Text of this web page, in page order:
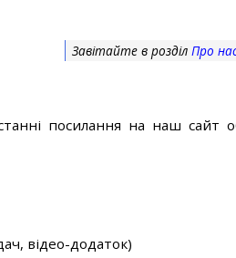
Завітайте в розділ Про
посилання на наш сайт
відео-додаток)